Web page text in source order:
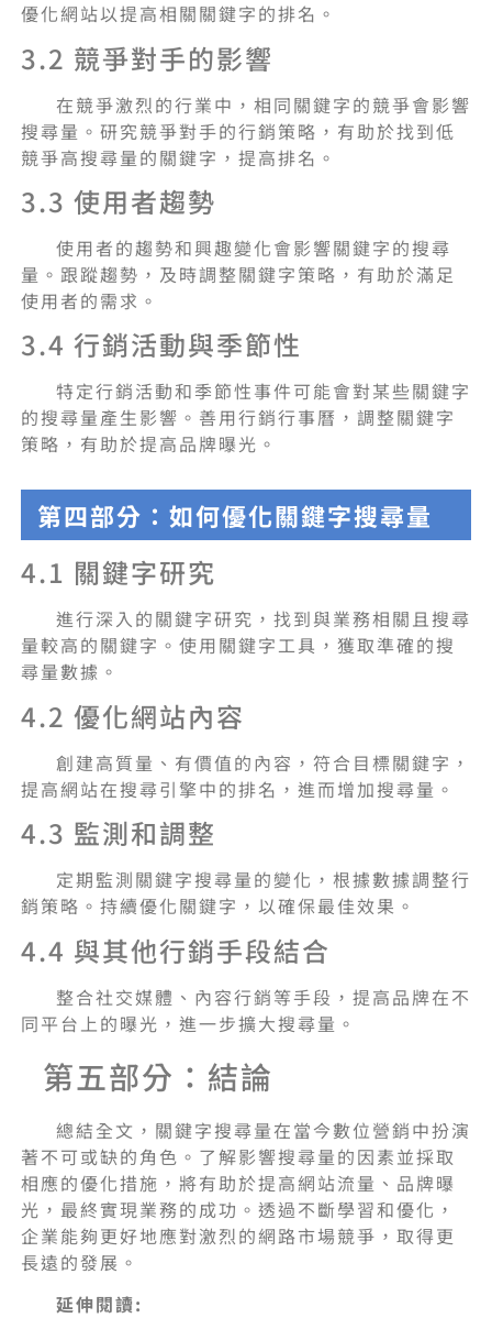
優化網站以提高相關關鍵字的排名。
3.2 競爭對手的影響
在競爭激烈的行業中，相同關鍵字的競爭會影響
搜尋量。研究競爭對手的行銷策略，有助於找到低
競爭高搜尋量的關鍵字，提高排名。
3.3 使用者趨勢
使用者的趨勢和興趣變化會影響關鍵字的搜尋
量。跟蹤趨勢，及時調整關鍵字策略，有助於滿足
使用者的需求。
3.4 行銷活動與季節性
特定行銷活動和季節性事件可能會對某些關鍵字
的搜尋量產生影響。善用行銷行事曆，調整關鍵字
策略，有助於提高品牌曝光。
第四部分：如何優化關鍵字搜尋量
4.1 關鍵字研究
進行深入的關鍵字研究，找到與業務相關且搜尋
量較高的關鍵字。使用關鍵字工具，獲取準確的搜
尋量數據。
4.2 優化網站內容
創建高質量、有價值的內容，符合目標關鍵字，
提高網站在搜尋引擎中的排名，進而增加搜尋量。
4.3 監測和調整
定期監測關鍵字搜尋量的變化，根據數據調整行
銷策略。持續優化關鍵字，以確保最佳效果。
4.4 與其他行銷手段結合
整合社交媒體、內容行銷等手段，提高品牌在不
同平台上的曝光，進一步擴大搜尋量。
第五部分：結論
總結全文，關鍵字搜尋量在當今數位營銷中扮演
著不可或缺的角色。了解影響搜尋量的因素並採取
相應的優化措施，將有助於提高網站流量、品牌曝
光，最終實現業務的成功。透過不斷學習和優化，
企業能夠更好地應對激烈的網路市場競爭，取得更
長遠的發展。
延伸閱讀: